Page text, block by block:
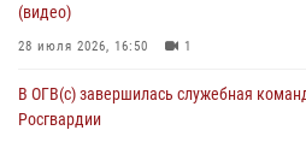
(видео)
28 июля 2026, 16:50 1
В ОГВ(с) завершилась служебная
Росгвардии